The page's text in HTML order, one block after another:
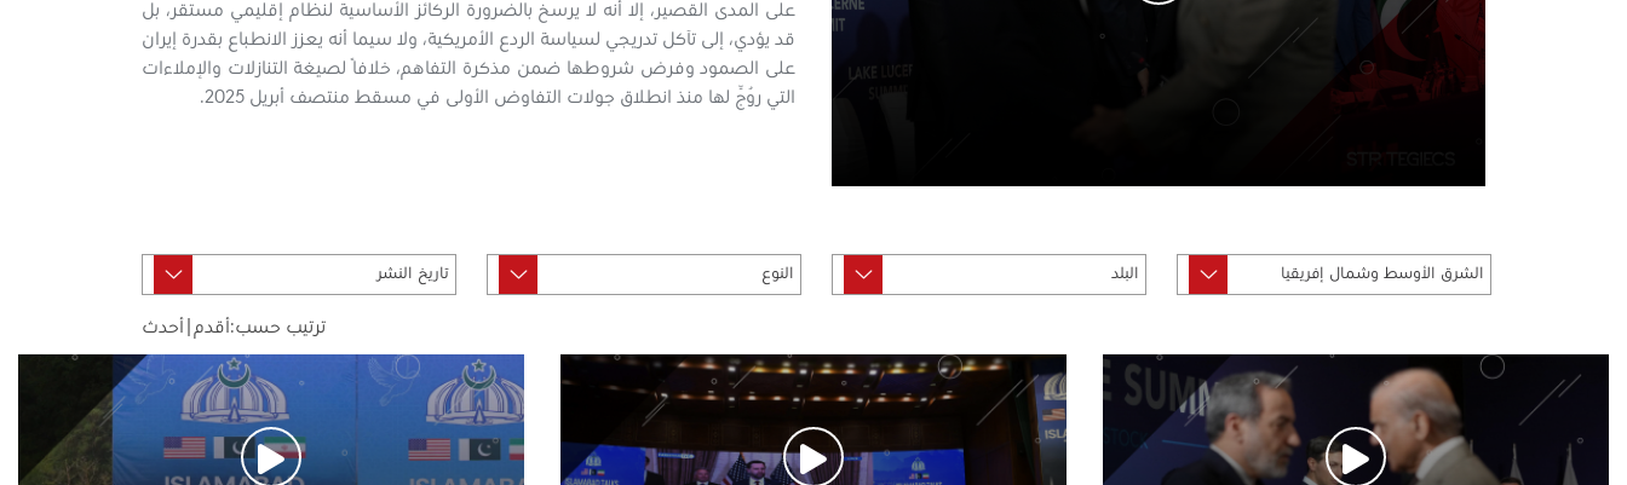
على المدى القصير، إلا أنه لا يرسخ بالضرورة الركائز الأساسية لنظام إقليمي مستقر، بل
قد يؤدي، إلى تآكل تدريجي لسياسة الردع الأمريكية، ولا سيما أنه يعزز الانطباع بقدرة إيران
على الصمود وفرض شروطها ضمن مذكرة التفاهم، خلافًا لصيغة التنازلات والإملاءات
التي رُوِّج لها منذ انطلاق جولات التفاوض الأولى في مسقط منتصف أبريل 2025.
ترتيب حسب: أقدم أحدث